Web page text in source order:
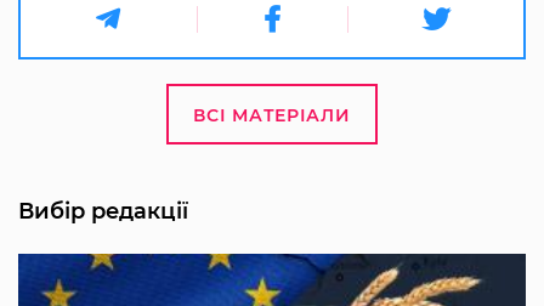
ВСІ МАТЕРІАЛИ
Вибір редакції